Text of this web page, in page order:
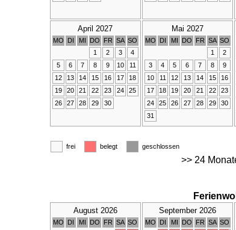
April 2027
MO DI MI DO FR SA SO
1
2 3
4
5
6 7 8 9 10
11
12
13 14 15 16 17
18
19
20 21 22 23 24
25
26
27 28 29 30
Mai 2027
MO DI MI DO FR SA SO
1
2
3
4 5 6 7 8
9
10
11 12 13 14 15
16
17
18 19 20 21 22
23
24
25 26 27 28 29
30
31
frei belegt geschlossen
>> 24
August 2026
MO DI MI DO FR SA SO
September 2026
MO DI MI DO FR SA SO